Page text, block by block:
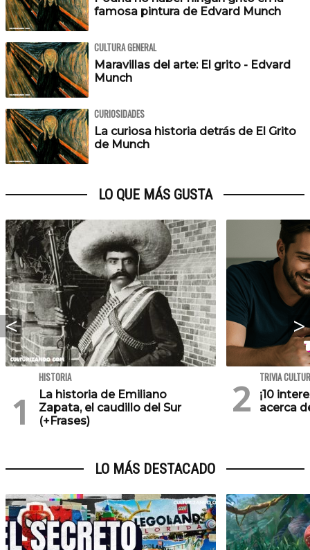
famosa pintura de Edvard Munch
CULTURA GENERAL
Maravillas del arte: El grito - Edvard
Munch
CURIOSIDADES
La curiosa historia detrás de El Grito
de Munch
LO QUE MÁS GUSTA
HISTORIA
La historia de Emiliano
Zapata, el caudillo del Sur
(+Frases)
TRIVIA
¡10
acerca
LO MÁS DESTACADO